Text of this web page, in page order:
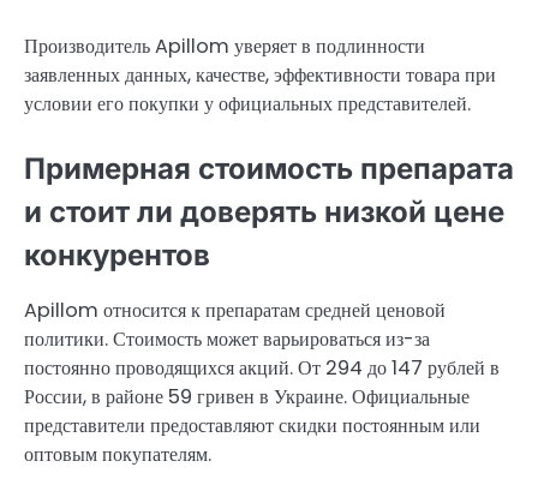
Производитель Apillom уверяет в подлинности
заявленных данных, качестве, эффективности товара при
условии его покупки у официальных представителей.
Примерная стоимость препарата
и стоит ли доверять низкой цене
конкурентов
Apillom относится к препаратам средней ценовой
политики. Стоимость может варьироваться из-за
постоянно проводящихся акций. От 294 до 147 рублей в
России, в районе 59 гривен в Украине. Официальные
представители предоставляют скидки постоянным или
оптовым покупателям.